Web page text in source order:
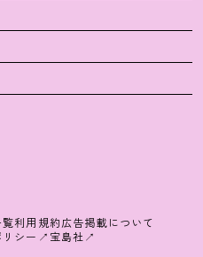
覧利用規約広告掲載について
シー 宝島社